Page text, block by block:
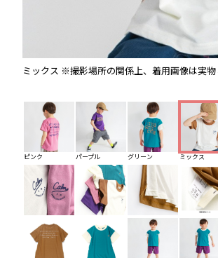
ミックス ※撮影場所の関係上、着用画像は実物
ピンク パープル グリーン ミックス